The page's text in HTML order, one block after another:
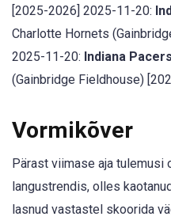
[2025-2026] 2025-11-20:
Charlotte Hornets
2025-11-20: Indiana
(Gainbridge Fieldhouse)
Vormikõver
Pärast viimase aja tulemusi
langustrendis, olles
lasnud vastastel skoorida